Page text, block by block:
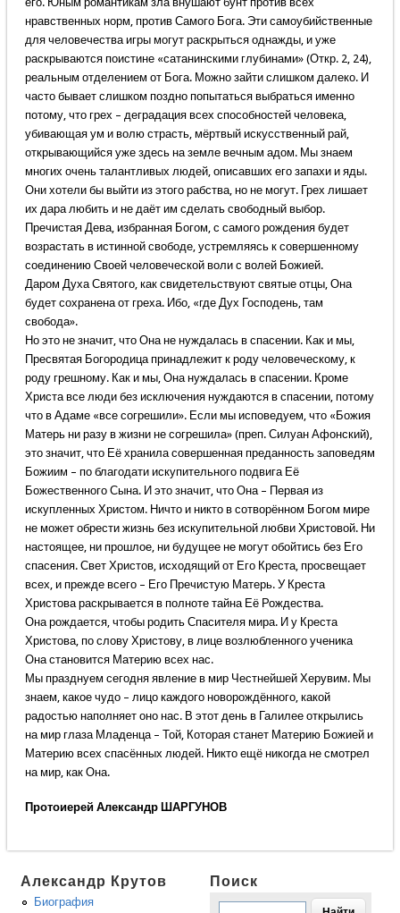
нравственных норм, против Самого Бога. Эти самоубийственные
для человечества игры могут раскрыться однажды, и уже
раскрываются поистине «сатанинскими глубинами» (Откр. 2, 24),
реальным отделением от Бога. Можно зайти слишком далеко. И
часто бывает слишком поздно попытаться выбраться именно
потому, что грех – деградация всех способностей человека,
убивающая ум и волю страсть, мёртвый искусственный рай,
открывающийся уже здесь на земле вечным адом. Мы знаем
многих очень талантливых людей, описавших его запахи и яды.
Они хотели бы выйти из этого рабства, но не могут. Грех лишает
их дара любить и не даёт им сделать свободный выбор.
Пречистая Дева, избранная Богом, с самого рождения будет
возрастать в истинной свободе, устремляясь к совершенному
соединению Своей человеческой воли с волей Божией.
Даром Духа Святого, как свидетельствуют святые отцы, Она
будет сохранена от греха. Ибо, «где Дух Господень, там
свобода».
Но это не значит, что Она не нуждалась в спасении. Как и мы,
Пресвятая Богородица принадлежит к роду человеческому, к
роду грешному. Как и мы, Она нуждалась в спасении. Кроме
Христа все люди без исключения нуждаются в спасении, потому
что в Адаме «все согрешили». Если мы исповедуем, что «Божия
Матерь ни разу в жизни не согрешила» (преп. Силуан Афонский),
это значит, что Её хранила совершенная преданность заповедям
Божиим – по благодати искупительного подвига Её
Божественного Сына. И это значит, что Она – Первая из
искупленных Христом. Ничто и никто в сотворённом Богом мире
не может обрести жизнь без искупительной любви Христовой. Ни
настоящее, ни прошлое, ни будущее не могут обойтись без Его
спасения. Свет Христов, исходящий от Его Креста, просвещает
всех, и прежде всего – Его Пречистую Матерь. У Креста
Христова раскрывается в полноте тайна Её Рождества.
Она рождается, чтобы родить Спасителя мира. И у Креста
Христова, по слову Христову, в лице возлюбленного ученика
Она становится Материю всех нас.
Мы празднуем сегодня явление в мир Честнейшей Херувим. Мы
знаем, какое чудо – лицо каждого новорождённого, какой
радостью наполняет оно нас. В этот день в Галилее открылись
на мир глаза Младенца – Той, Которая станет Материю Божией и
Материю всех спасённых людей. Никто ещё никогда не смотрел
на мир, как Она.
Протоиерей Александр ШАРГУНОВ
Александр Крутов
Биография
Поиск